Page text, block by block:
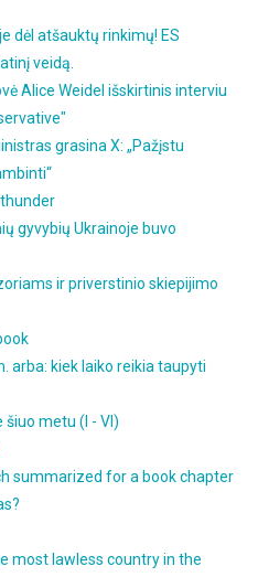
dėl atšauktų rinkimų! ES
veidą.
Alice Weidel išskirtinis interviu
grasina X: „Pažįstu
gyvybių Ukrainoje buvo
ir priverstinio skiepijimo
arba: kiek laiko reikia taupyti
metu (I - VI)
summarized for a book chapter
most lawless country in the